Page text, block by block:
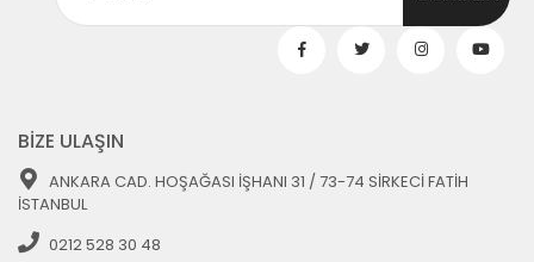
BİZE ULAŞIN
ANKARA CAD. HOŞAĞASI İŞHANI 31 / 73-74 SİRKECİ FATİH
İSTANBUL
0212 528 30 48